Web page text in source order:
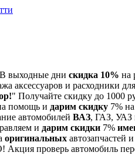
выходные дни скидка 10% на
аксессуаров и расходники
" Получайте скидку до 1000
помощь и дарим скидку 7%
автомобилей ВАЗ, ГАЗ, УАЗ
и дарим скидки 7%
оригинальных автозапчастей и
проверь автомобиль